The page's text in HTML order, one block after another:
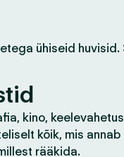
ühiseid
kino,
kõik, mis annab
rääkida.